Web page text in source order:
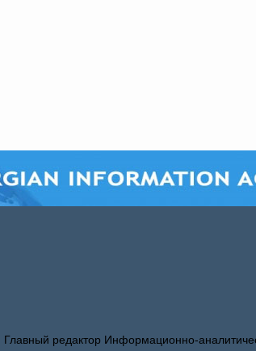
Главный редактор Информационно-